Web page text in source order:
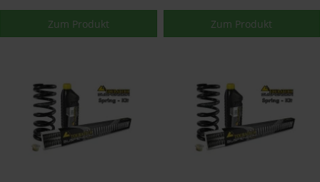
Zum Produkt Zum Produkt